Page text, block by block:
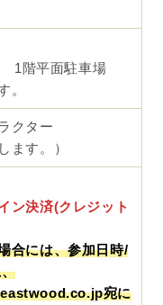
1階平面駐車場
。
クター
ます。）
ン決済(クレジット
合には、参加日時/
宛に